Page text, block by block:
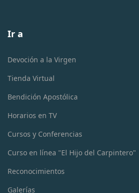
Ir a
Devoción a la Virgen
Tienda Virtual
Bendición Apostólica
Horarios en TV
Cursos y Conferencias
Curso en línea "El Hijo del Carpintero"
Reconocimientos
Galerías